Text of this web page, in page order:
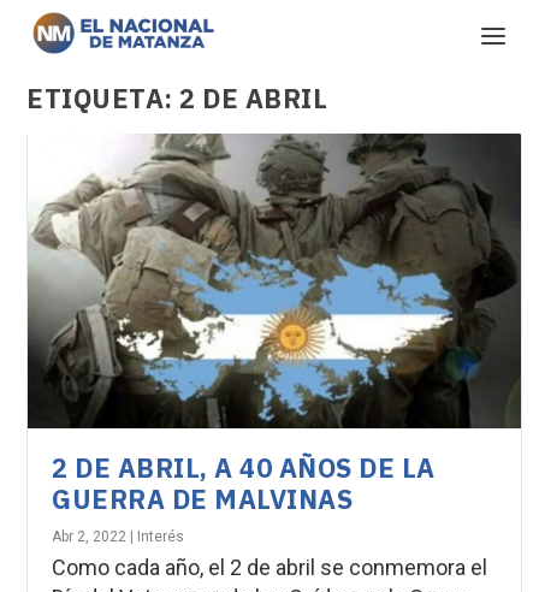
ETIQUETA:2 DE ABRIL
2 DE ABRIL, A 40 AÑOS DE LA
GUERRA DE MALVINAS
Abr 2, 2022 Interés
Como cada año, el 2 de abril se conmemora el